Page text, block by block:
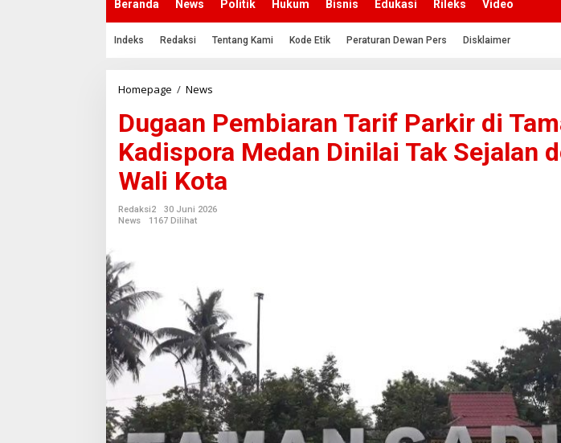
Beranda News Politik Hukum Bisnis Edukasi Rileks Video
Indeks Redaksi Tentang Kami Kode Etik Peraturan Dewan Pers Disklaimer
Homepage / News
g
a
a
n
P
e
m
n
T
a
r
i
f
P
a
r
k
i
Dugaan Pembiaran Tarif Parkir di
Kadispora Medan Dinilai Tak Sejalan
Wali Kota
Redaksi2
30 Juni 2026
News
1167 Dilihat